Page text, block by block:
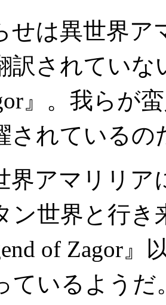
は異世界ア
訳されていな
』。我らが
されているの
アマリリア
ン世界と行き
of Zagor
ているよう